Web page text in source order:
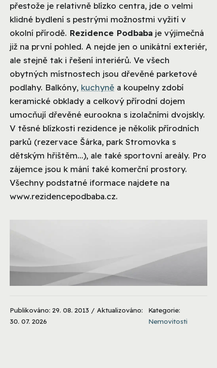
přestože je relativně blízko centra, jde o velmi
klidné bydlení s pestrými možnostmi vyžití v
okolní přírodě. Rezidence Podbaba je výjimečná
již na první pohled. A nejde jen o unikátní exteriér,
ale stejně tak i řešení interiérů. Ve všech
obytných místnostech jsou dřevěné parketové
podlahy. Balkóny, kuchyně a koupelny zdobí
keramické obklady a celkový přírodní dojem
umocňují dřevěné eurookna s izolačními dvojskly.
V těsné blízkosti rezidence je několik přírodních
parků (rezervace Šárka, park Stromovka s
dětským hřištěm...), ale také sportovní areály. Pro
zájemce jsou k mání také komerční prostory.
Všechny podstatné iformace najdete na
www.rezidencepodbaba.cz.
Publikováno: 29. 08. 2013 / Aktualizováno:
30. 07. 2026
Kategorie:
Nemovitosti